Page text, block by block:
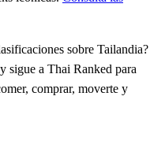
sobre Tailandia?
sigue a Thai Ranked para
comprar, moverte y